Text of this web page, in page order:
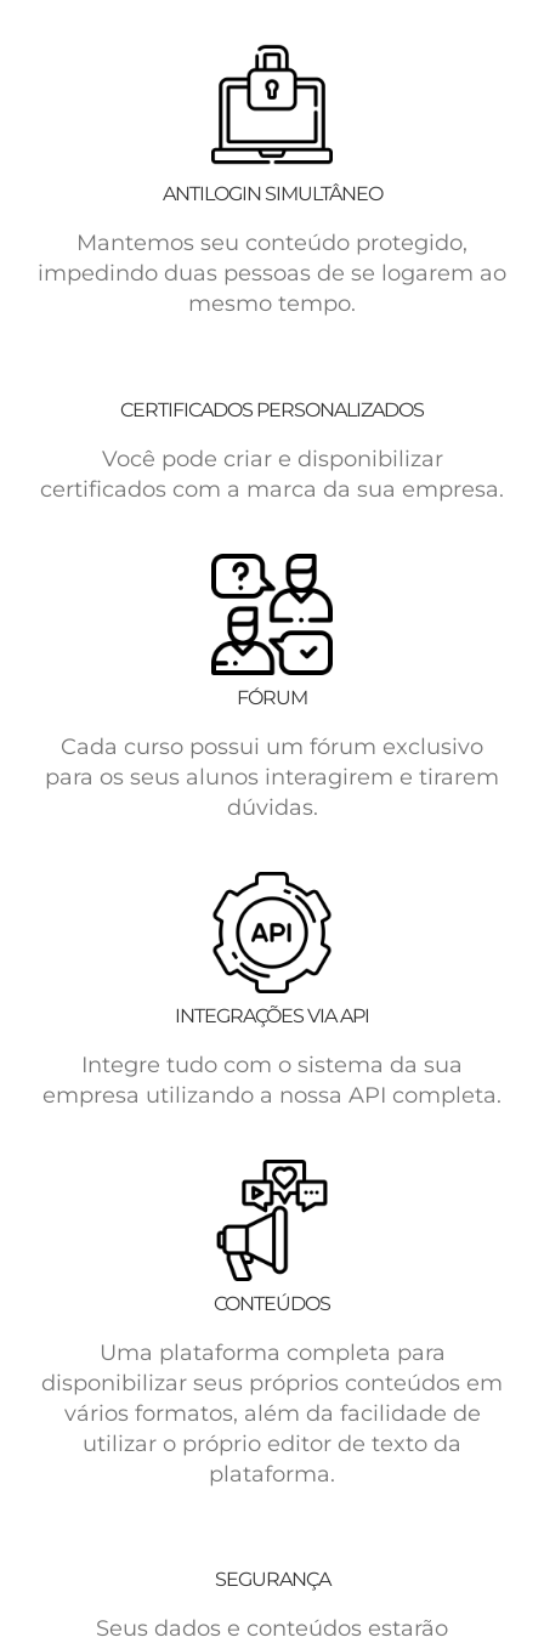
ANTILOGIN SIMULTÂNEO
Mantemos seu conteúdo protegido,
impedindo duas pessoas de se logarem ao
mesmo tempo.
CERTIFICADOS PERSONALIZADOS
Você pode criar e disponibilizar
certificados com a marca da sua empresa.
FÓRUM
Cada curso possui um fórum exclusivo
para os seus alunos interagirem e tirarem
dúvidas.
INTEGRAÇÕES VIA API
Integre tudo com o sistema da sua
empresa utilizando a nossa API completa.
CONTEÚDOS
Uma plataforma completa para
disponibilizar seus próprios conteúdos em
vários formatos, além da facilidade de
utilizar o próprio editor de texto da
plataforma.
SEGURANÇA
Seus dados e conteúdos estarão